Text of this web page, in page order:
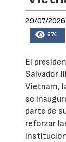
29/07/2026
674
El
Salvador
Vietnam,
se
parte de
reforzar